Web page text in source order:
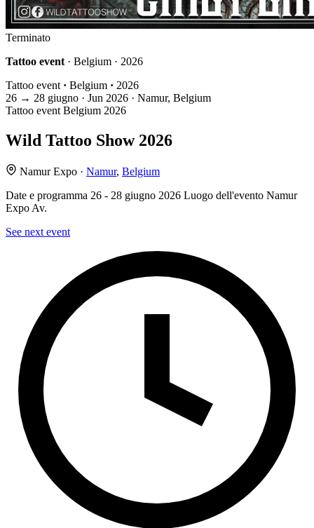
Terminato
Tattoo event · Belgium · 2026
Tattoo event · Belgium · 2026
26 → 28 giugno · Jun 2026 · Namur, Belgium
Tattoo event Belgium 2026
Wild Tattoo Show 2026
Namur Expo · Namur, Belgium
Date e programma 26 - 28 giugno 2026 Luogo dell'evento Namur
Expo Av.
See next event